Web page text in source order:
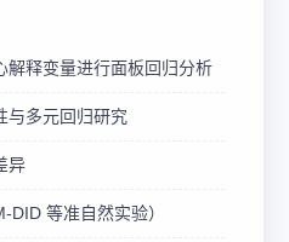
解释变量进行面板回归分析
与多元回归研究
异
DID 等准自然实验）